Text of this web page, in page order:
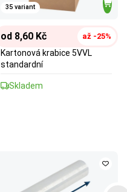
35 variant
od 8,60 Kč až -25%
Kartonová krabice 5VVL
standardní
Skladem